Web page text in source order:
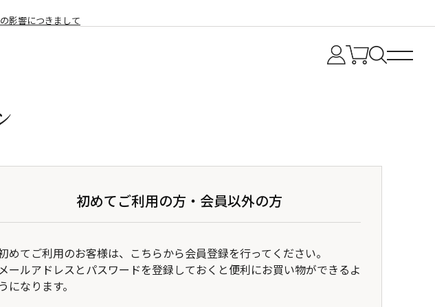
影響につきまして
初めてご利用の方・会員以外の方
めてご利用のお客様は、こちらから会員登録を行ってください。
メールアドレスとパスワードを登録しておくと便利にお買い物ができるよ
うになります。